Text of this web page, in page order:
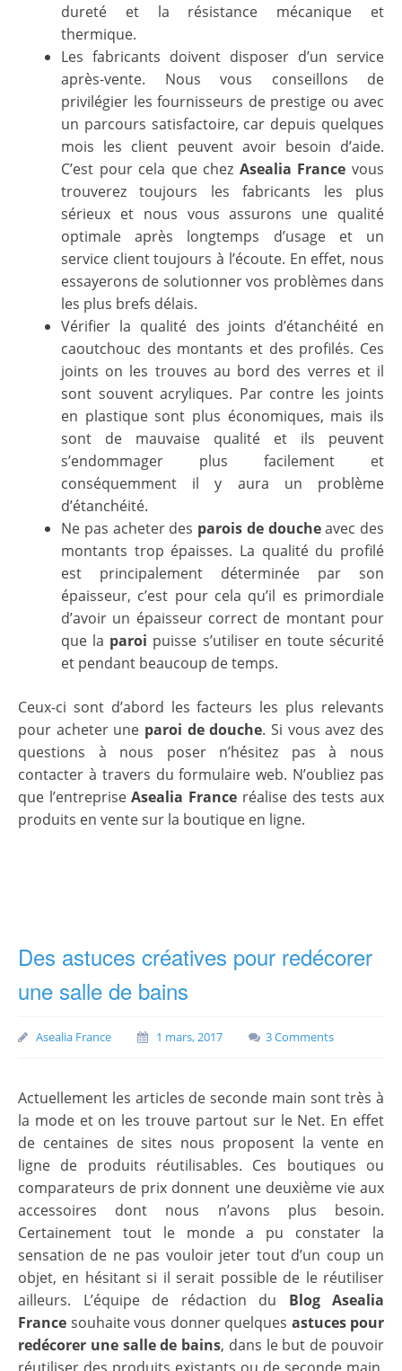
dureté et la résistance mécanique et
thermique.
Les fabricants doivent disposer d’un service
après-vente. Nous vous conseillons de
privilégier les fournisseurs de prestige ou avec
un parcours satisfactoire, car depuis quelques
mois les client peuvent avoir besoin d’aide.
C’est pour cela que chez Asealia France vous
trouverez toujours les fabricants les plus
sérieux et nous vous assurons une qualité
optimale après longtemps d’usage et un
service client toujours à l’écoute. En effet, nous
essayerons de solutionner vos problèmes dans
les plus brefs délais.
Vérifier la qualité des joints d’étanchéité en
caoutchouc des montants et des profilés. Ces
joints on les trouves au bord des verres et il
sont souvent acryliques. Par contre les joints
en plastique sont plus économiques, mais ils
sont de mauvaise qualité et ils peuvent
s’endommager plus facilement et
conséquemment il y aura un problème
d’étanchéité.
Ne pas acheter des parois de doucheavec des
montants trop épaisses. La qualité du profilé
est principalement déterminée par son
épaisseur, c’est pour cela qu’il es primordiale
d’avoir un épaisseur correct de montant pour
que la paroi puisse s’utiliser en toute sécurité
et pendant beaucoup de temps.
Ceux-ci sont d’abord les facteurs les plus relevants
pour acheter une paroi de douche. Si vous avez des
questions à nous poser n’hésitez pas à nous
contacter à travers du formulaire web. N’oubliez pas
que l’entrepriseAsealia France réalise des tests aux
produits en vente sur la boutique en ligne.
Des astuces créatives pour redécorer
une salle de bains
Asealia France 1 mars, 2017 3 Comments
Actuellement les articles de seconde main sont très à
la mode et on les trouve partout sur le Net. En effet
de centaines de sites nous proposent la vente en
ligne de produits réutilisables. Ces boutiques ou
comparateurs de prix donnent une deuxième vie aux
accessoires dont nous n’avons plus besoin.
Certainement tout le monde a pu constater la
sensation de ne pas vouloir jeter tout d’un coup un
objet, en hésitant si il serait possible de le réutiliser
ailleurs. L’équipe de rédaction du Blog Asealia
France souhaite vous donner quelques astuces pour
redécorer une salle de bains, dans le but de pouvoir